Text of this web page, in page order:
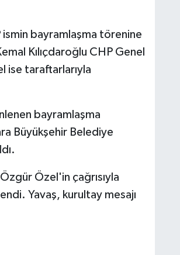
ismin bayramlaşma törenine
Kılıçdaroğlu CHP Genel
ise taraftarlarıyla
bayramlaşma
Büyükşehir Belediye
Özel'in çağrısıyla
Yavaş, kurultay mesajı